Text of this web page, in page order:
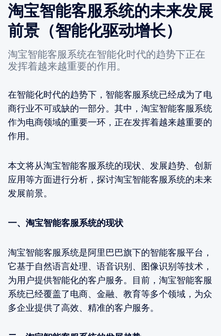
淘宝智能客服系统的未来发展
前景（智能化驱动增长）
淘宝智能客服系统在智能化时代的趋势下正在
发挥着越来越重要的作用。
在智能化时代的趋势下，智能客服系统已经成为了电
商行业不可或缺的一部分。其中，淘宝智能客服系统
作为电商领域的重要一环，正在发挥着越来越重要的
作用。
本文将从淘宝智能客服系统的现状、发展趋势、创新
应用等方面进行分析，探讨淘宝智能客服系统的未来
发展前景。
一、淘宝智能客服系统的现状
淘宝智能客服系统是阿里巴巴旗下的智能客服平台，
它基于自然语言处理、语音识别、图像识别等技术，
为用户提供智能化的客户服务。目前，淘宝智能客服
系统已经覆盖了电商、金融、教育等多个领域，为众
多企业提供了高效、精准的客户服务。